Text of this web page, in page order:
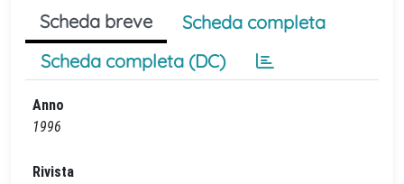
Scheda breve
Scheda completa
Scheda completa (DC)
Anno
1996
Rivista